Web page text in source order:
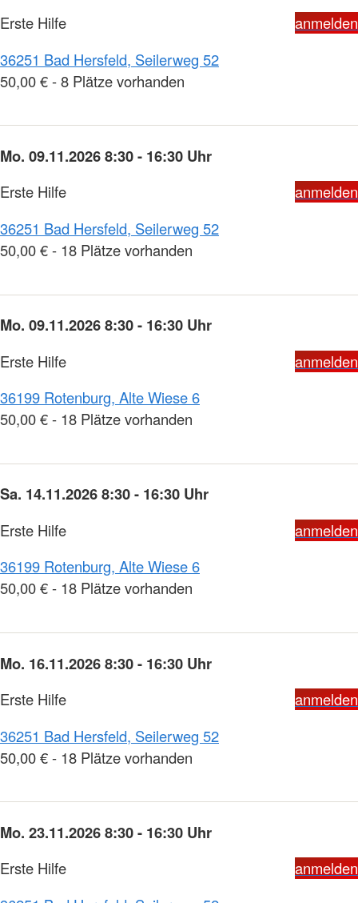
Erste Hilfe
anmelden
36251 Bad Hersfeld, Seilerweg 52
50,00 € - 8 Plätze vorhanden
Mo. 09.11.2026 8:30 - 16:30 Uhr
Erste Hilfe
anmelden
36251 Bad Hersfeld, Seilerweg 52
50,00 € - 18 Plätze vorhanden
Mo. 09.11.2026 8:30 - 16:30 Uhr
Erste Hilfe
anmelden
36199 Rotenburg, Alte Wiese 6
50,00 € - 18 Plätze vorhanden
Sa. 14.11.2026 8:30 - 16:30 Uhr
Erste Hilfe
anmelden
36199 Rotenburg, Alte Wiese 6
50,00 € - 18 Plätze vorhanden
Mo. 16.11.2026 8:30 - 16:30 Uhr
Erste Hilfe
anmelden
36251 Bad Hersfeld, Seilerweg 52
50,00 € - 18 Plätze vorhanden
Mo. 23.11.2026 8:30 - 16:30 Uhr
Erste Hilfe
anmelden